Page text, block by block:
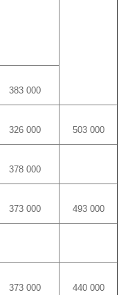
383 000
326 000 503 000
378 000
373 000 493 000
373 000 440 000